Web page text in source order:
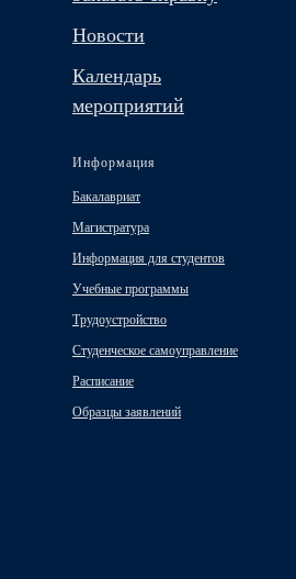
Новости
Календарь
мероприятий
Информация
Бакалавриат
Магистратура
Информация для студентов
Учебные программы
Трудоустройство
Студенческое самоуправление
Расписание
Образцы заявлений